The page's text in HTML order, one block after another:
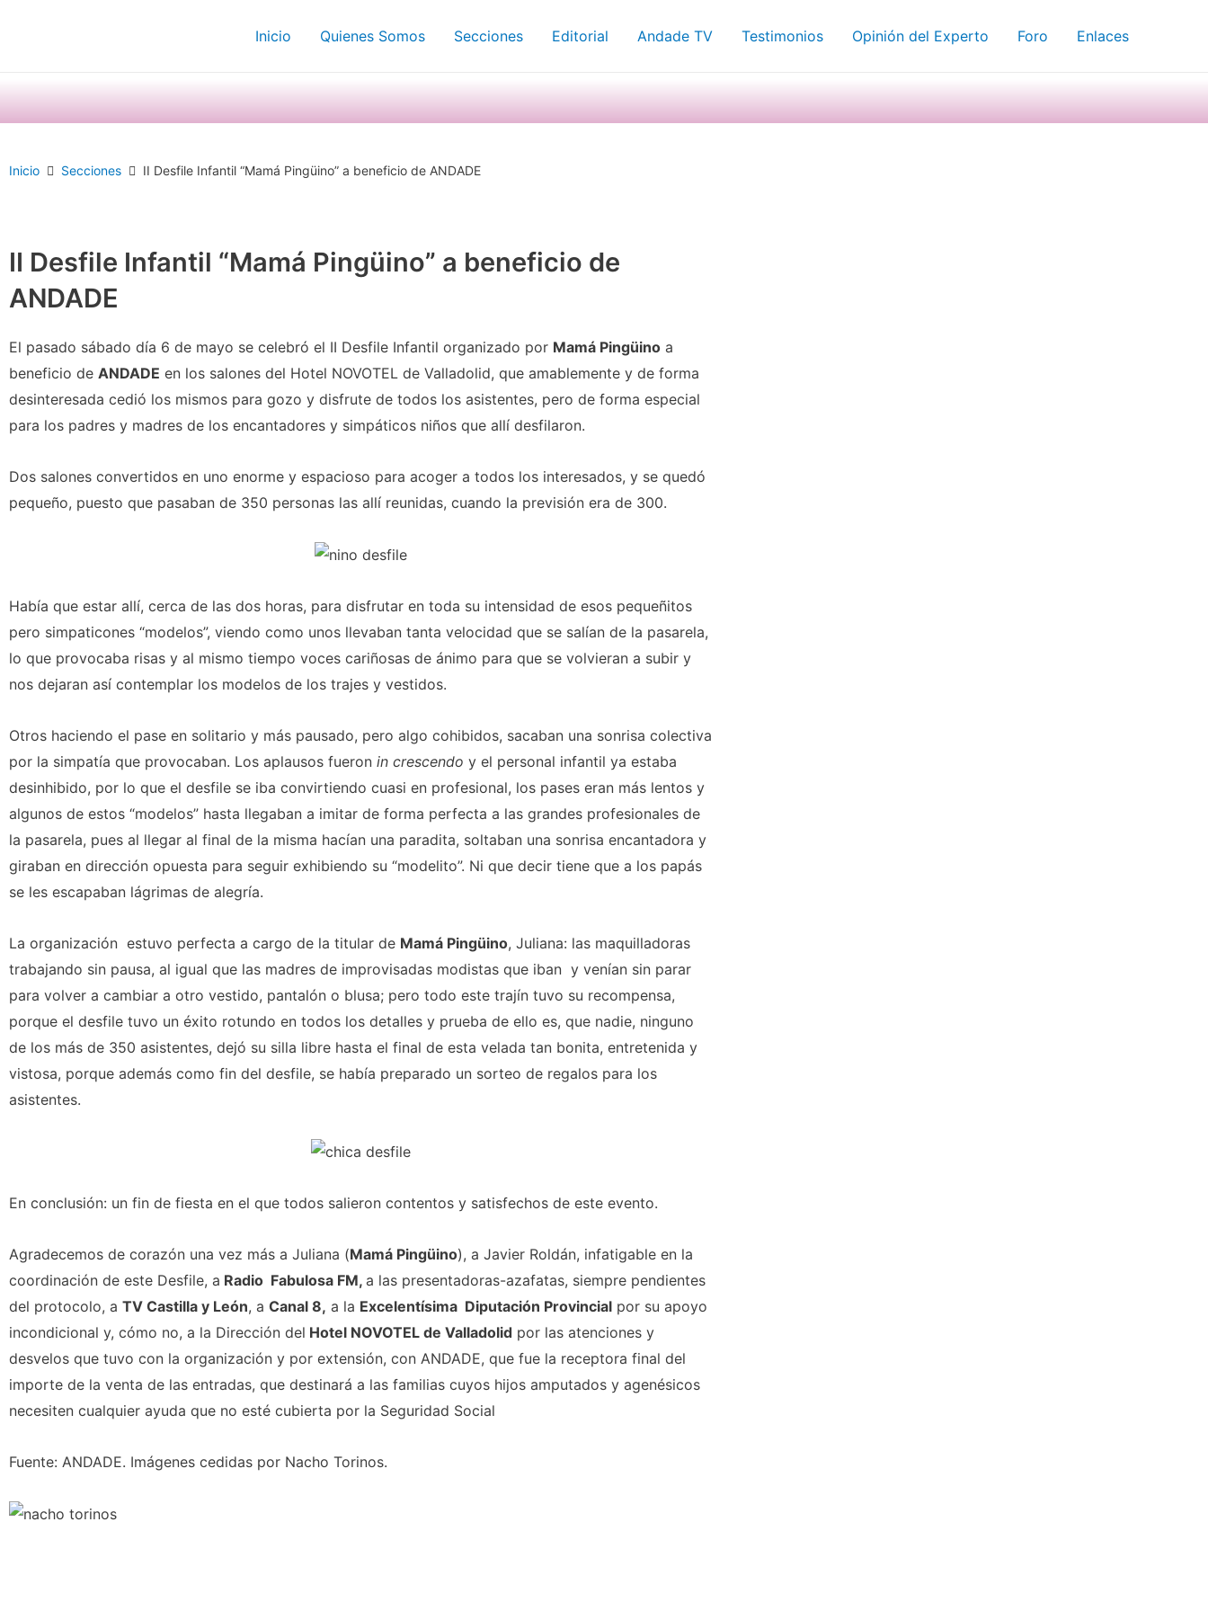
Inicio Quienes Somos Secciones Editorial Andade TV Testimonios Opinión del Experto Foro Enlaces
Inicio Secciones II Desfile Infantil “Mamá Pingüino” a beneficio de ANDADE
II Desfile Infantil “Mamá Pingüino” a beneficio de
ANDADE
El pasado sábado día 6 de mayo se celebró el II Desfile Infantil organizado por Mamá Pingüino a
beneficio de ANDADE en los salones del Hotel NOVOTEL de Valladolid, que amablemente y de forma
desinteresada cedió los mismos para gozo y disfrute de todos los asistentes, pero de forma especial
para los padres y madres de los encantadores y simpáticos niños que allí desfilaron.
Dos salones convertidos en uno enorme y espacioso para acoger a todos los interesados, y se quedó
pequeño, puesto que pasaban de 350 personas las allí reunidas, cuando la previsión era de 300.
Había que estar allí, cerca de las dos horas, para disfrutar en toda su intensidad de esos pequeñitos
pero simpaticones “modelos”, viendo como unos llevaban tanta velocidad que se salían de la pasarela,
lo que provocaba risas y al mismo tiempo voces cariñosas de ánimo para que se volvieran a subir y
nos dejaran así contemplar los modelos de los trajes y vestidos.
Otros haciendo el pase en solitario y más pausado, pero algo cohibidos, sacaban una sonrisa colectiva
por la simpatía que provocaban. Los aplausos fueron in crescendo y el personal infantil ya estaba
desinhibido, por lo que el desfile se iba convirtiendo cuasi en profesional, los pases eran más lentos y
algunos de estos “modelos” hasta llegaban a imitar de forma perfecta a las grandes profesionales de
la pasarela, pues al llegar al final de la misma hacían una paradita, soltaban una sonrisa encantadora y
giraban en dirección opuesta para seguir exhibiendo su “modelito”. Ni que decir tiene que a los papás
se les escapaban lágrimas de alegría.
La organización estuvo perfecta a cargo de la titular de Mamá Pingüino, Juliana: las maquilladoras
trabajando sin pausa, al igual que las madres de improvisadas modistas que iban y venían sin parar
para volver a cambiar a otro vestido, pantalón o blusa; pero todo este trajín tuvo su recompensa,
porque el desfile tuvo un éxito rotundo en todos los detalles y prueba de ello es, que nadie, ninguno
de los más de 350 asistentes, dejó su silla libre hasta el final de esta velada tan bonita, entretenida y
vistosa, porque además como fin del desfile, se había preparado un sorteo de regalos para los
asistentes.
En conclusión: un fin de fiesta en el que todos salieron contentos y satisfechos de este evento.
Agradecemos de corazón una vez más a Juliana (Mamá Pingüino), a Javier Roldán, infatigable en la
coordinación de este Desfile, a Radio Fabulosa FM, a las presentadoras-azafatas, siempre pendientes
del protocolo, a TV Castilla y León, a Canal 8, a la Excelentísima Diputación Provincial por su apoyo
incondicional y, cómo no, a la Dirección del Hotel NOVOTEL de Valladolid por las atenciones y
desvelos que tuvo con la organización y por extensión, con ANDADE, que fue la receptora final del
importe de la venta de las entradas, que destinará a las familias cuyos hijos amputados y agenésicos
necesiten cualquier ayuda que no esté cubierta por la Seguridad Social
Fuente: ANDADE. Imágenes cedidas por Nacho Torinos.